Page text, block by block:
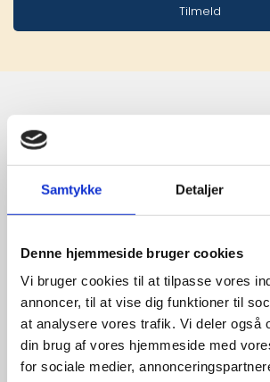
Samtykke Detaljer
Denne hjemmeside bruger cookies
Vi bruger cookies til at tilpasse vores
annoncer, til at vise dig funktioner til
at analysere vores trafik. Vi deler også
din brug af vores hjemmeside med
for sociale medier,
Tilmeld
giver
udvalg
For at sikre høj kvalitet
leveringssikkerhed
med de største og
anerkendte leverandører